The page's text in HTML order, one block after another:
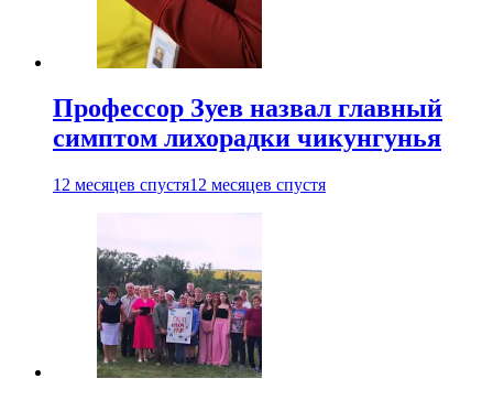
Профессор Зуев назвал главный
симптом лихорадки чикунгунья
12 месяцев спустя12 месяцев спустя